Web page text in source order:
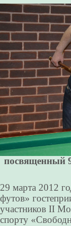
посвященный
29 марта 2012
футов»
участников II
спорту